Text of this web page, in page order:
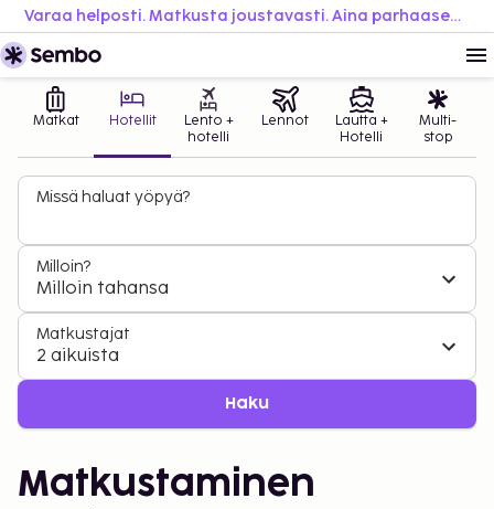
Varaa helposti. Matkusta joustavasti. Aina parhaaseen hintaan.
Matkat Hotellit
Lento +
hotelli
Lennot
Lautta +
Hotelli
Multi-
stop
Missä haluat yöpyä?
Milloin?
Milloin tahansa
Matkustajat
2 aikuista
Haku
Matkustaminen